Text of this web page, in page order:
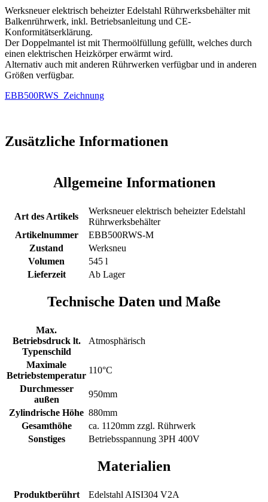
Menge
Werksneuer elektrisch beheizter Edelstahl Rührwerksbehälter mit
Balkenrührwerk, inkl. Betriebsanleitung und CE-
Konformitätserklärung.
Der Doppelmantel ist mit Thermoölfüllung gefüllt, welches durch
einen elektrischen Heizkörper erwärmt wird.
Alternativ auch mit anderen Rührwerken verfügbar und in anderen
Größen verfügbar.
EBB500RWS_Zeichnung
Zusätzliche Informationen
Allgemeine Informationen
Art des Artikels
Werksneuer elektrisch beheizter Edelstahl
Rührwerksbehälter
Artikelnummer
EBB500RWS-M
Zustand
Werksneu
Volumen
545 l
Lieferzeit
Ab Lager
Technische Daten und Maße
Max.
Betriebsdruck lt.
Typenschild
Atmosphärisch
Maximale
Betriebstemperatur
110°C
Durchmesser
außen
950mm
Zylindrische Höhe 880mm
Gesamthöhe
ca. 1120mm zzgl. Rührwerk
Sonstiges
Betriebsspannung 3PH 400V
Materialien
Produktberührt
Edelstahl AISI304 V2A